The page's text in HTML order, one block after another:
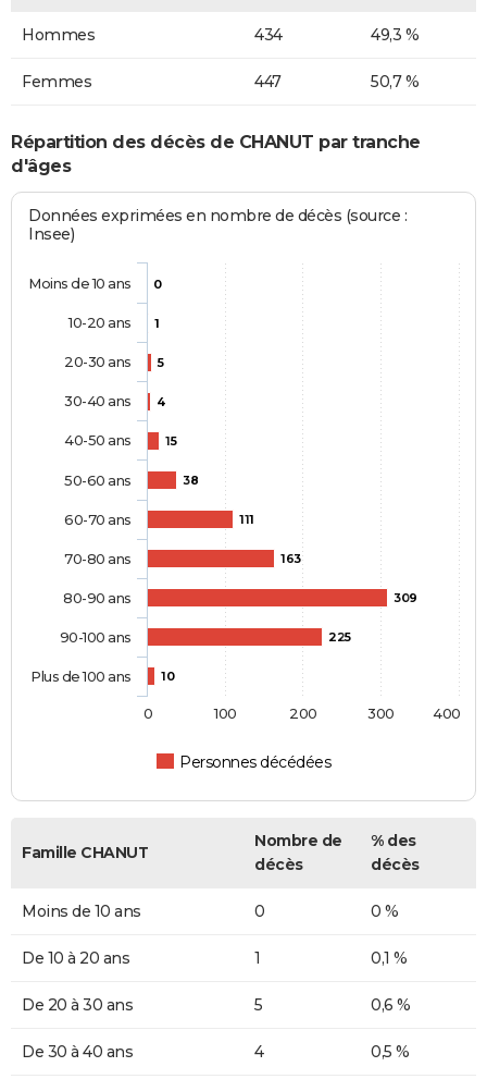
Hommes 434 49,3 %
Femmes 447 50,7 %
Répartition des décès de CHANUT par tranche
d'âges
Données exprimées en nombre de décès (source :
Insee)
0
1
5
4
15
38
111
163
309
225
10
Personnes décédées
Moins de 10 ans
10-20 ans
20-30 ans
30-40 ans
40-50 ans
50-60 ans
60-70 ans
70-80 ans
80-90 ans
90-100 ans
Plus de 100 ans
0 100 200 300 400
Famille CHANUT
Nombre de
décès
% des
décès
Moins de 10 ans 0 0 %
De 10 à 20 ans 1 0,1 %
De 20 à 30 ans 5 0,6 %
De 30 à 40 ans 4 0,5 %